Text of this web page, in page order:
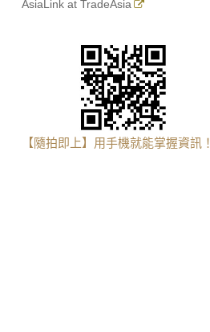
AsiaLink at TradeAsia
【隨拍即上】用手機就能掌握資訊！